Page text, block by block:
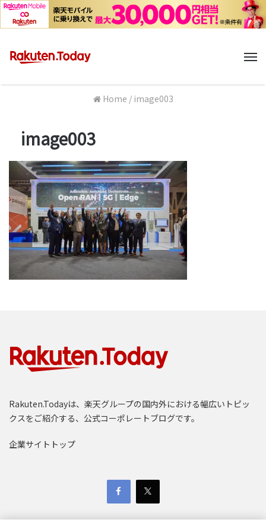
Home / image003
image003
Rakuten.Todayは、楽天グループの国内外における幅広いトピッ
クスをご紹介する、公式コーポレートブログです。
企業サイトトップ